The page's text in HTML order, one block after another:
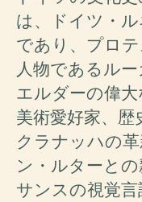
は、ドイツ・
であり、プロ
人物であるル
エルダーの偉大
美術愛好家、歴
クラナッハの
ン・ルターと
サンスの視覚